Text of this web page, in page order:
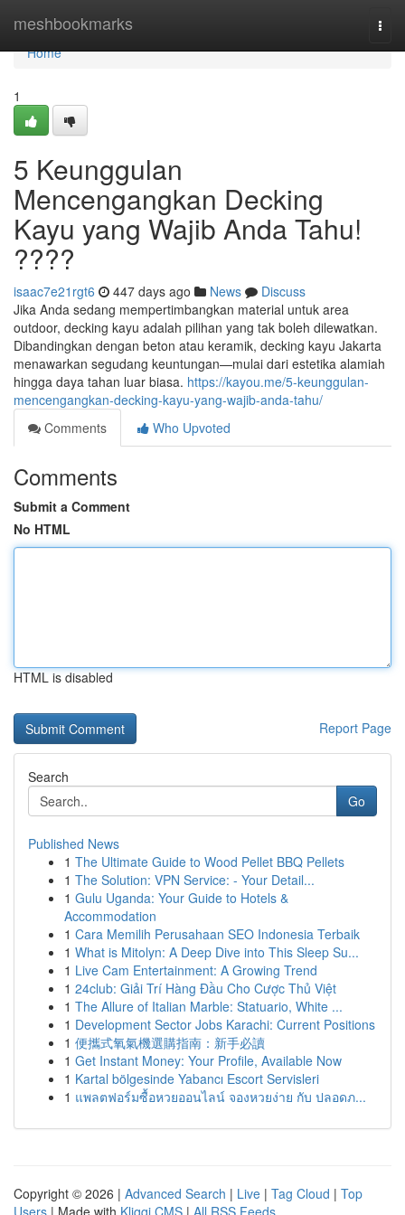
meshbookmarks
Home
Home
1
5 Keunggulan
Mencengangkan Decking
Kayu yang Wajib Anda Tahu!
????
isaac7e21rgt6 447 days ago News
Discuss
Jika Anda sedang mempertimbangkan material untuk area
outdoor, decking kayu adalah pilihan yang tak boleh dilewatkan.
Dibandingkan dengan beton atau keramik, decking kayu Jakarta
menawarkan segudang keuntungan—mulai dari estetika alamiah
hingga daya tahan luar biasa. https://kayou.me/5-keunggulan-
mencengangkan-decking-kayu-yang-wajib-anda-tahu/
Comments
Who Upvoted
Comments
Submit a Comment
No HTML
HTML is disabled
Report Page
Search
Go
Published News
1 The Ultimate Guide to Wood Pellet BBQ Pellets
1 The Solution: VPN Service: - Your Detail...
1 Gulu Uganda: Your Guide to Hotels &
Accommodation
1 Cara Memilih Perusahaan SEO Indonesia Terbaik
1 What is Mitolyn: A Deep Dive into This Sleep Su...
1 Live Cam Entertainment: A Growing Trend
1 24club: Giải Trí Hàng Đầu Cho Cược Thủ Việt
1 The Allure of Italian Marble: Statuario, White ...
1 Development Sector Jobs Karachi: Current Positions
1 便攜式氧氣機選購指南：新手必讀
1 Get Instant Money: Your Profile, Available Now
1 Kartal bölgesinde Yabancı Escort Servisleri
1 แพลตฟอร์มซื้อหวยออนไลน์ จองหวยง่าย กับ ปลอดภ...
Copyright © 2026 | Advanced Search | Live | Tag Cloud | Top
Users | Made with Kliqqi CMS | All RSS Feeds